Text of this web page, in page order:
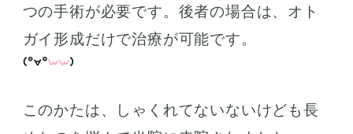
つの手術が必要です。後者の場合は、オト
ガイ形成だけで治療が可能です。
このかたは、しゃくれてないないけども長